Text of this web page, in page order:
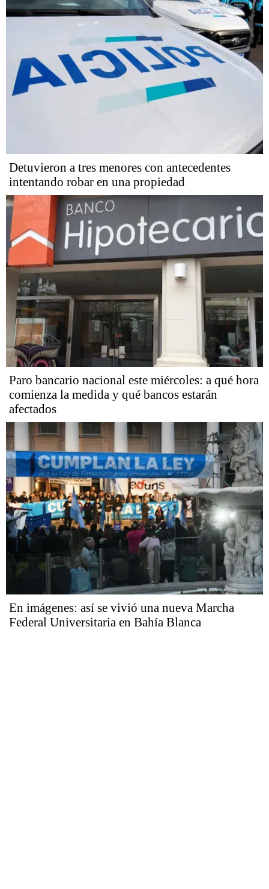
Detuvieron a tres menores con antecedentes
intentando robar en una propiedad
Paro bancario nacional este miércoles: a qué hora
comienza la medida y qué bancos estarán
afectados
En imágenes: así se vivió una nueva Marcha
Federal Universitaria en Bahía Blanca